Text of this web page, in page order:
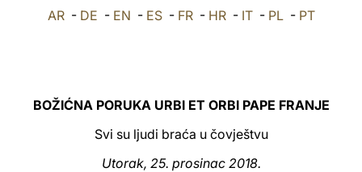
LATINE
AR- DE - EN - ES- FR- HR- IT- PL- PT
BOŽIĆNA PORUKA URBI ET ORBI PAPE FRANJE
Svi su ljudi braća u čovještvu
Utorak, 25. prosinac 2018.